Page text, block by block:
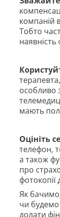
компаній
Тобто
особливо
мають
Оцініть
телефон,
а також
про
Як
чи будемо
долати